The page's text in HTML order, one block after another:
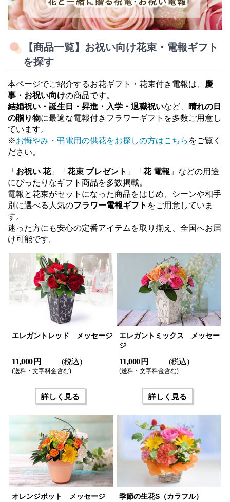
【商品一覧】お祝い向け花束・電報ギフト
を探す
本ページでご紹介するお花ギフト・花束付き電報は、
慶
事・お祝い向けの商品です。
結婚祝い・誕生日・昇進・入学・退職祝いなど、
晴れの日
の贈り物に最適な電報付きフラワーギフトを多数ご用意し
ています。
※お悔やみ・弔電用の供花をお探しの方はこちら をご覧く
ださい。
「 お祝い 花」「 花束 プレゼント 」「 花 電報 」などの用途
にぴったりなギフト商品を多数掲載。
電報と花束がセットになった商品をはじめ、シーンや相手
別に選べる人気のフラワー電報ギフト をご用意していま
す。
迷った方にも安心の定番アイテムを取り揃え、全国へお届
け可能です。
エレガントレッド メッセージ
11,000 円 (税込)
(送料・文字料金含む)
詳しく見る
エレガントミックス メッセー
ジ
11,000 円 (税込)
(送料・文字料金含む)
詳しく見る
オレンジポット メッセージ 季節の生花S（カラフル）